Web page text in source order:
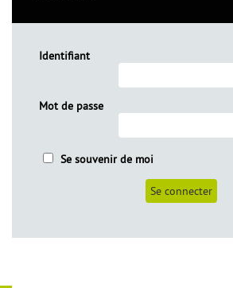
Identifiant
Mot de passe
Se souvenir de moi